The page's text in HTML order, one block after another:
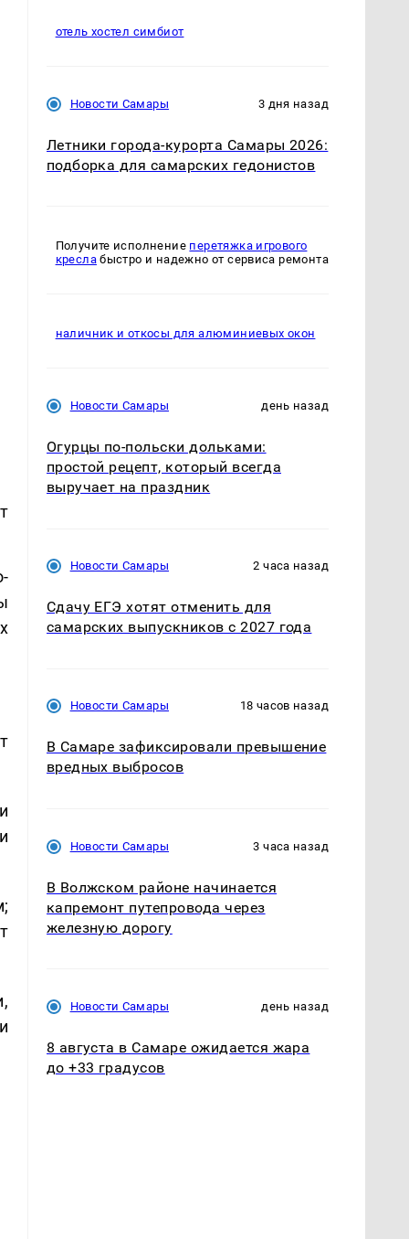
отель хостел симбиот
Новости Самары 3 дня назад
Летники города-курорта Самары 2026:
подборка для самарских гедонистов
Получите исполнение перетяжка игрового
креслабыстро и надежно от сервиса ремонта
наличник и откосы для алюминиевых окон
Новости Самары день назад
Огурцы по‑польски дольками:
простой рецепт, который всегда
выручает на праздник
Новости Самары 2 часа назад
Сдачу ЕГЭ хотят отменить для
самарских выпускников с 2027 года
Новости Самары 18 часов назад
В Самаре зафиксировали превышение
вредных выбросов
Новости Самары 3 часа назад
В Волжском районе начинается
капремонт путепровода через
железную дорогу
Новости Самары день назад
8 августа в Самаре ожидается жара
до +33 градусов